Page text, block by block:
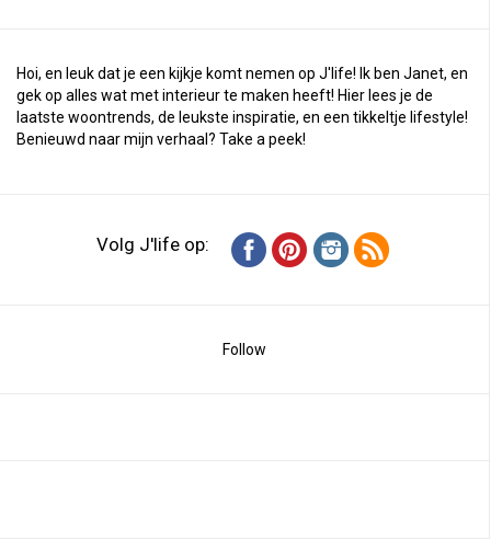
Hoi, en leuk dat je een kijkje komt nemen op J'life! Ik ben Janet, en
gek op alles wat met interieur te maken heeft! Hier lees je de
laatste woontrends, de leukste inspiratie, en een tikkeltje lifestyle!
Benieuwd naar mijn verhaal? Take a peek!
Volg J'life op:
Follow